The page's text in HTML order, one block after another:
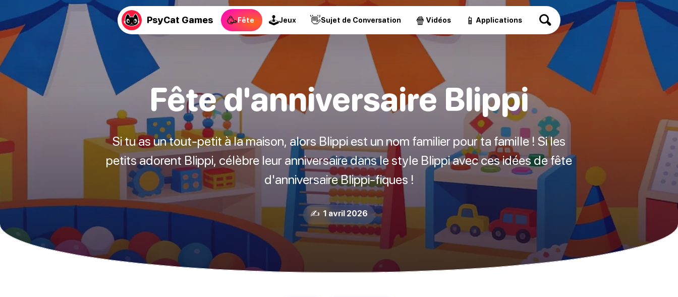
PsyCat Games 🥳Fête 🕹Jeux 👋Sujet de Conversation 🍿 Vidéos 📱 Applications
Fête d'anniversaire Blippi
Si tu as un tout-petit à la maison, alors Blippi est un nom familier pour ta famille ! Si les
petits adorent Blippi, célèbre leur anniversaire dans le style Blippi avec ces idées de fête
d'anniversaire Blippi-fiques !
✍️ 1 avril 2026